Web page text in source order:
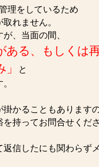
理をしているため
れません。
、当面の間、
ある、もしくは
と
かることもあります
持ってお問合せくださ
返信したにも関わらず